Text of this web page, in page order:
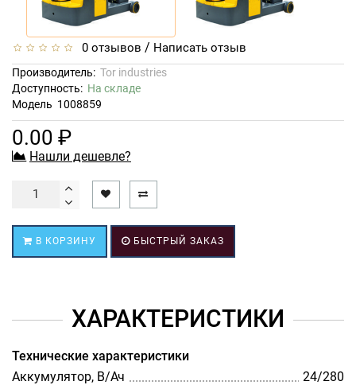
0 отзывов / Написать отзыв
Производитель: Tor industries
Доступность: На складе
Модель 1008859
0.00 ₽
Нашли дешевле?
В КОРЗИНУ БЫСТРЫЙ ЗАКАЗ
ХАРАКТЕРИСТИКИ
Технические характеристики
Аккумулятор, В/Ач
24/280